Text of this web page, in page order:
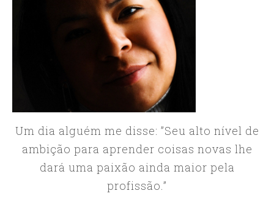
Um dia alguém me disse: ”Seu alto nível de
ambição para aprender coisas novas lhe
dará uma paixão ainda maior pela
profissão.”